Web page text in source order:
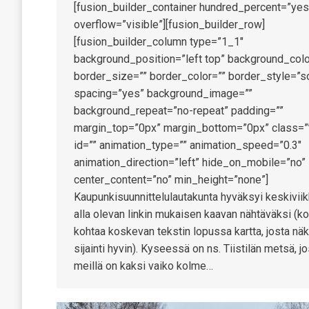
[fusion_builder_container
overflow=”visible”][fusion_builder_row]
[fusion_builder_column type=”1_1″
background_position=”left top”
border_size=”” border_color=””
spacing=”yes” background_image=””
background_repeat=”no-repeat” padding=””
margin_top=”0px” margin_bottom=”0px”
id=”” animation_type=”” animation_speed=”0.3″
animation_direction=”left” hide_on_mobile=”no”
center_content=”no” min_height=”none”]
Kaupunkisuunnittelulautakunta hyväksyi
alla olevan linkin mukaisen kaavan nähtäväksi
kohtaa koskevan tekstin lopussa kartta, josta
sijainti hyvin). Kyseessä on ns. Tiistilän metsä,
meillä on kaksi vaiko kolme…